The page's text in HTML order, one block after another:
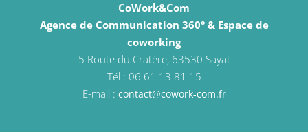
CoWork&Com
Agence de Communication 360° & Espace de
coworking
5 Route du Cratère, 63530 Sayat
Tél : 06 61 13 81 15
E-mail : contact@cowork-com.fr